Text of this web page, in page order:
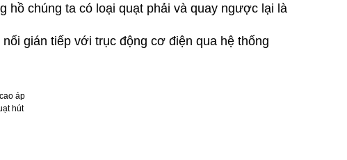
hồ chúng ta có loại quạt phải và quay ngược lại là
gián tiếp với trục động cơ điện qua hệ thống
hút